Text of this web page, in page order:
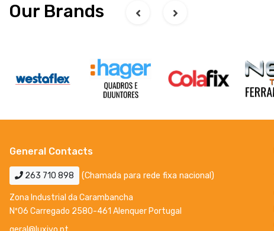
Our Brands
General Contacts
263 710 898 (Chamada para rede fixa nacional)
Zona Industrial da Carambancha
Nº06 Carregado 2580-461 Alenquer Portugal